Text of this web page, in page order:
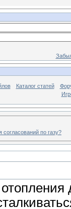
Каталог статей
согласований по газу?